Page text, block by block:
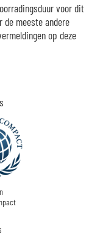
voor dit
meeste andere
op deze